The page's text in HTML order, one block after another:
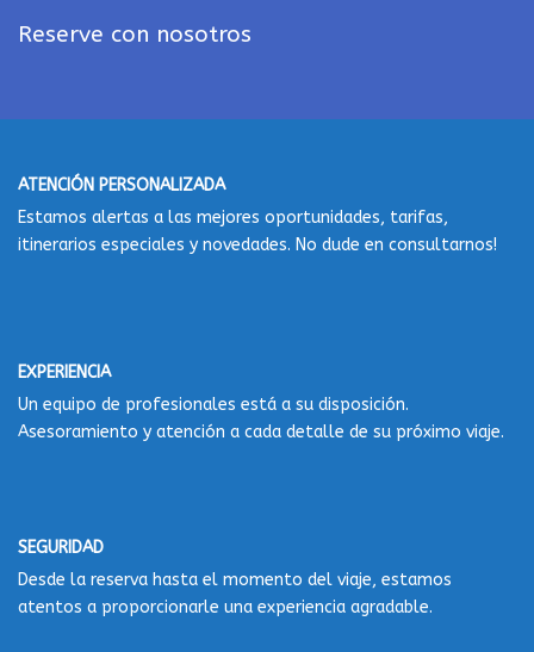
Reserve con nosotros
ATENCIÓN PERSONALIZADA
Estamos alertas a las mejores oportunidades, tarifas,
itinerarios especiales y novedades. No dude en consultarnos!
EXPERIENCIA
Un equipo de profesionales está a su disposición.
Asesoramiento y atención a cada detalle de su próximo viaje.
SEGURIDAD
Desde la reserva hasta el momento del viaje, estamos
atentos a proporcionarle una experiencia agradable.